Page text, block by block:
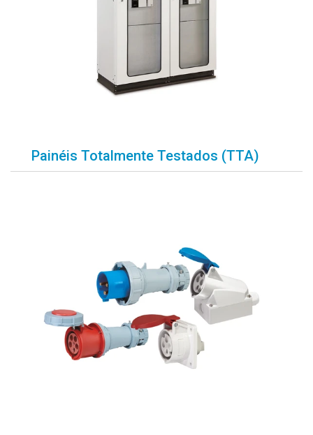
Painéis Totalmente Testados (TTA)